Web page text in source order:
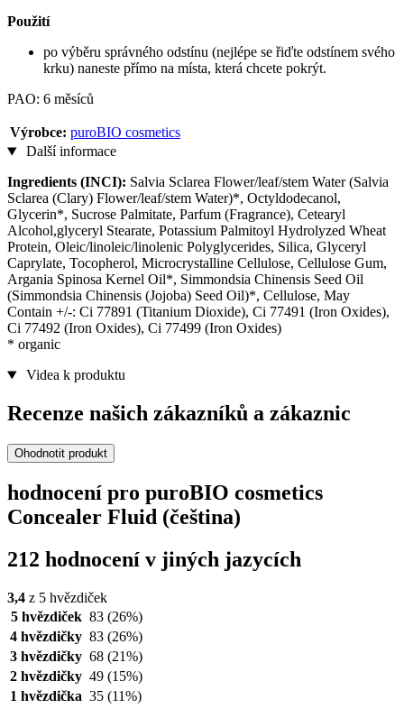
Použití
po výběru správného odstínu (nejlépe se řiďte odstínem svého
krku) naneste přímo na místa, která chcete pokrýt.
PAO: 6 měsíců
Výrobce: puroBIO cosmetics
Další informace
Ingredients (INCI): Salvia Sclarea Flower/leaf/stem Water (Salvia
Sclarea (Clary) Flower/leaf/stem Water)*, Octyldodecanol,
Glycerin*, Sucrose Palmitate, Parfum (Fragrance), Cetearyl
Alcohol,glyceryl Stearate, Potassium Palmitoyl Hydrolyzed Wheat
Protein, Oleic/linoleic/linolenic Polyglycerides, Silica, Glyceryl
Caprylate, Tocopherol, Microcrystalline Cellulose, Cellulose Gum,
Argania Spinosa Kernel Oil*, Simmondsia Chinensis Seed Oil
(Simmondsia Chinensis (Jojoba) Seed Oil)*, Cellulose, May
Contain +/-: Ci 77891 (Titanium Dioxide), Ci 77491 (Iron Oxides),
Ci 77492 (Iron Oxides), Ci 77499 (Iron Oxides)
* organic
Videa k produktu
Recenze našich zákazníků a zákaznic
Ohodnotit produkt
hodnocení pro puroBIO cosmetics
Concealer Fluid (čeština)
212 hodnocení v jiných jazycích
3,4 z 5 hvězdiček
5 hvězdiček 83 (26%)
4 hvězdičky 83 (26%)
3 hvězdičky 68 (21%)
2 hvězdičky 49 (15%)
1 hvězdička 35 (11%)